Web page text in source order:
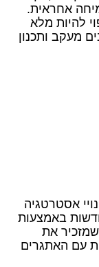
אחראית.
להיות מלא
מעקב ותכנון
אסטרטגיה
באמצעות
שמזכיר את
עם האתגרים